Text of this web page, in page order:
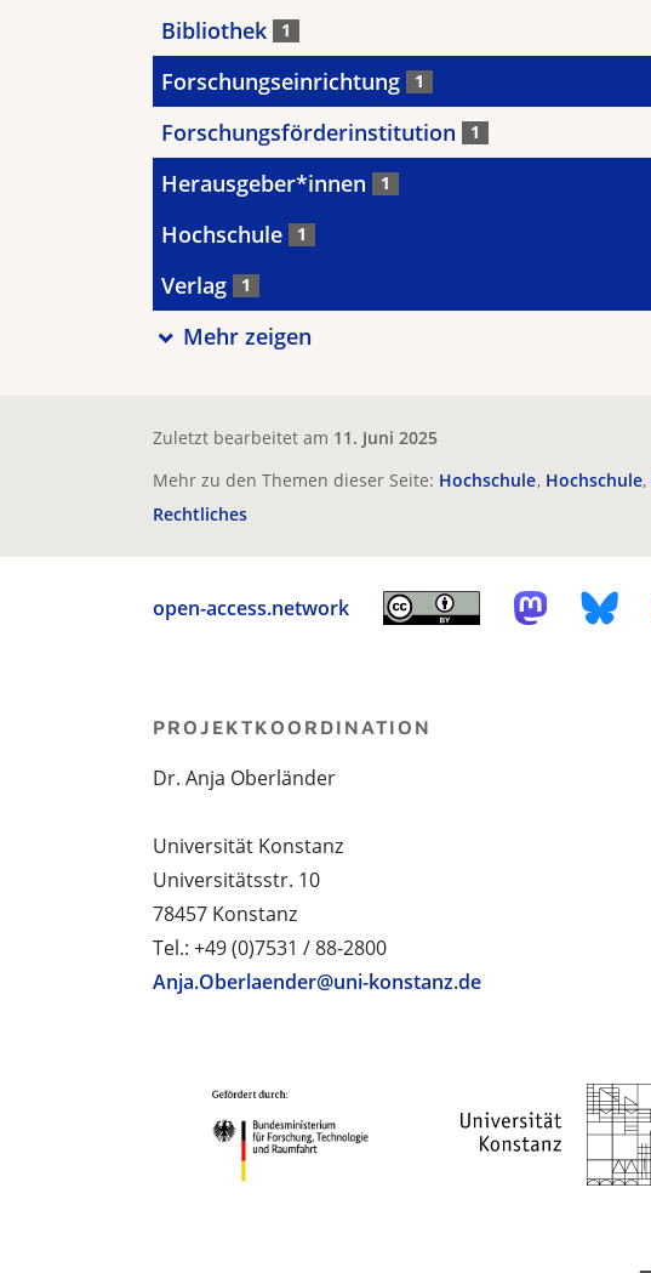
Bibliothek 1
Forschungseinrichtung 1
Forschungsförderinstitution 1
Herausgeber*innen 1
Hochschule 1
Verlag 1
Mehr zeigen
Zuletzt bearbeitet am 11. Juni 2025
Mehr zu den Themen dieser Seite: Hochschule Hochschule
Rechtliches
open-access.network
PROJEKTKOORDINATION
Dr. Anja Oberländer
Universität Konstanz
Universitätsstr. 10
78457 Konstanz
Tel.: +49 (0)7531 / 88-2800
Anja.Oberlaender@uni-konstanz.de